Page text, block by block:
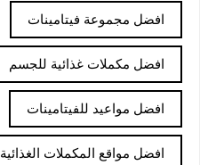
افضل مجموعة فيتامينات
افضل مكملات غذائية للجسم
افضل مواعيد للفيتامينات
افضل مواقع المكملات الغذائية